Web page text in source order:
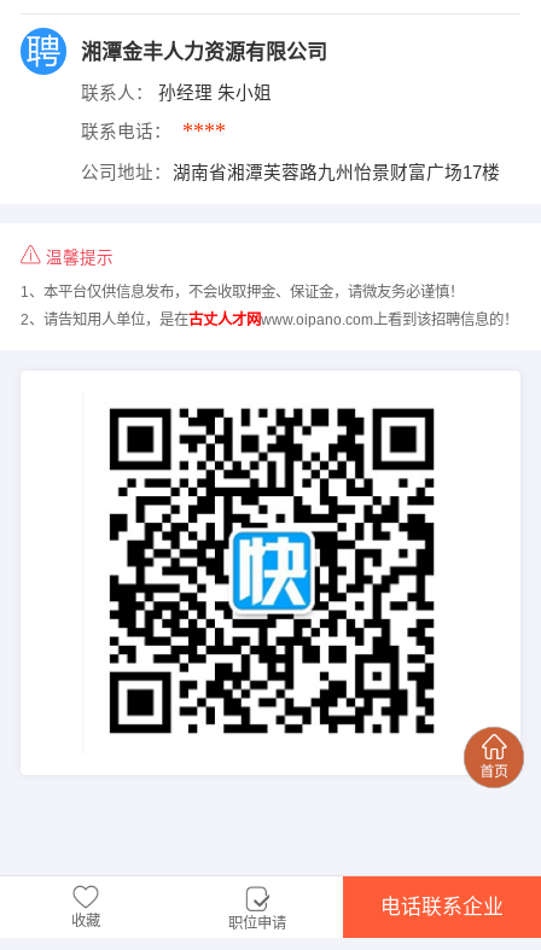
湘潭金丰人力资源有限公司
联系人： 孙经理 朱小姐
联系电话： ****
公司地址： 湖南省湘潭芙蓉路九州怡景财富广场17楼
温馨提示
1、本平台仅供信息发布，不会收取押金、保证金，请微友务必谨慎！
2、请告知用人单位，是在古丈人才网www.oipano.com上看到该招聘信息的！
收藏 职位申请
电话联系企业